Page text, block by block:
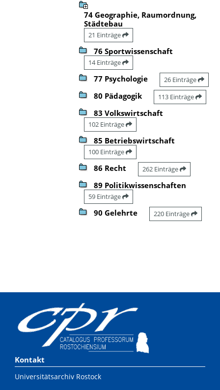
74 Geographie, Raumordnung,
Städtebau
21 Einträge
76 Sportwissenschaft
14 Einträge
77 Psychologie 26 Einträge
80 Pädagogik 113 Einträge
83 Volkswirtschaft
102 Einträge
85 Betriebswirtschaft
100 Einträge
86 Recht 262 Einträge
89 Politikwissenschaften
59 Einträge
90 Gelehrte 220 Einträge
Kontakt
Universitätsarchiv Rostock